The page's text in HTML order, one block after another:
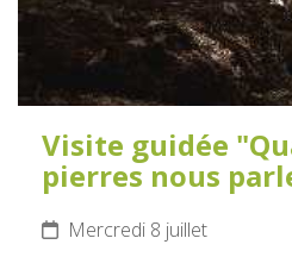
Visite guidée
pierres nous
Mercredi 8 juillet